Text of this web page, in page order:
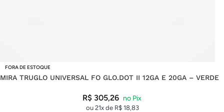
FORA DE ESTOQUE
MIRA TRUGLO UNIVERSAL FO GLO.DOT II 12GA E 20GA – VERDE
R$ 305,26
ou 21x de R$18,83